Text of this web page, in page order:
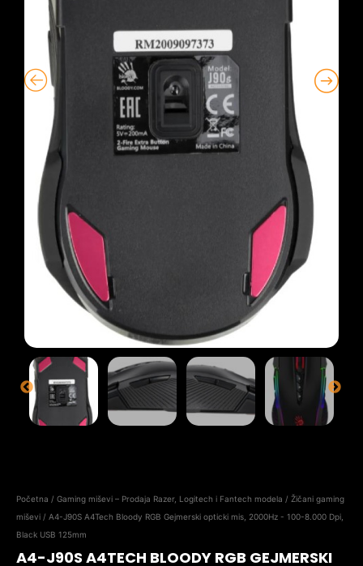
Početna / Gaming miševi – Prodaja Razer, Logitech i Fantech modela / Žičani gaming
miševi / A4-J90S A4Tech Bloody RGB Gejmerski opticki mis, 2000Hz - 100-8.000 Dpi,
Black USB 125mm
A4-J90S A4TECH BLOODY RGB GEJMERSKI